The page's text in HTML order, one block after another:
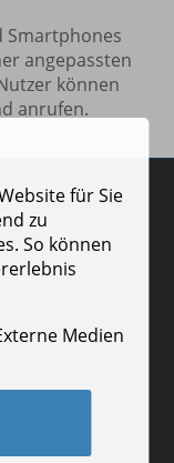
Smartphones
angepassten
können
anrufen.
für Sie
zu
So können
Medien